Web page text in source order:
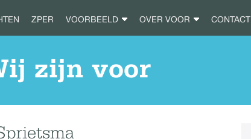
ZPER VOORBEELD OVER VOOR CONTACT
zijn voor